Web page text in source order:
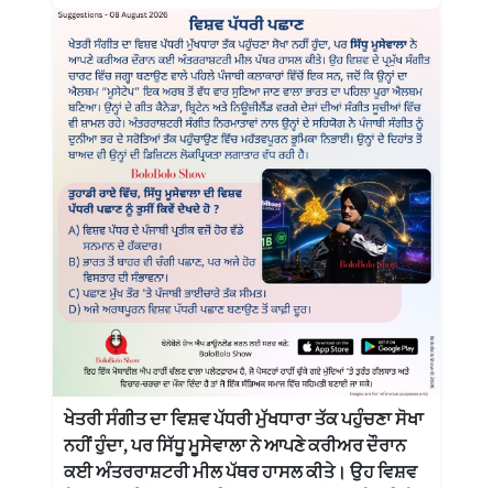
ਖੇਤਰੀ ਸੰਗੀਤ ਦਾ ਵਿਸ਼ਵ ਪੱਧਰੀ ਮੁੱਖਧਾਰਾ ਤੱਕ ਪਹੁੰਚਣਾ ਸੋਖਾ
ਨਹੀਂ ਹੁੰਦਾ, ਪਰ ਸਿੱਧੂ ਮੂਸੇਵਾਲਾ ਨੇ ਆਪਣੇ ਕਰੀਅਰ ਦੌਰਾਨ
ਕਈ ਅੰਤਰਰਾਸ਼ਟਰੀ ਮੀਲ ਪੱਥਰ ਹਾਸਲ ਕੀਤੇ। ਉਹ ਵਿਸ਼ਵ